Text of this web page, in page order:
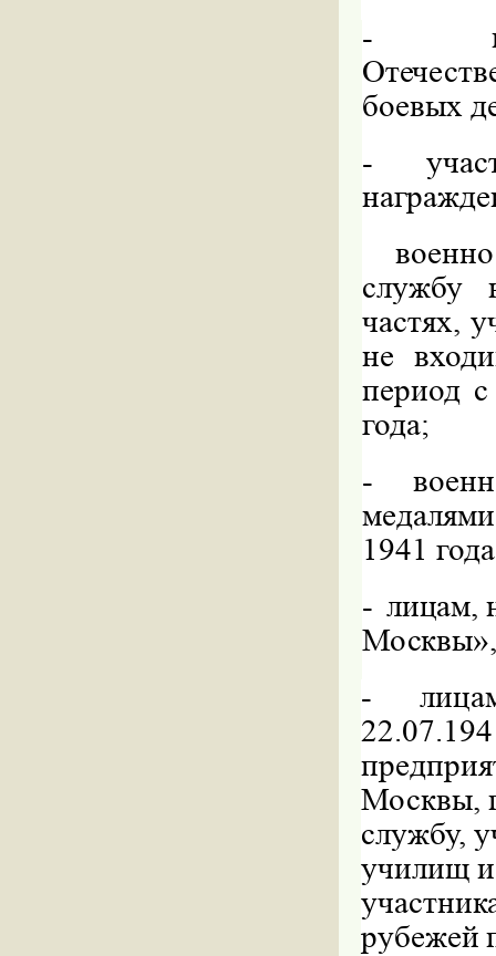
-
боевых
-
службу
частях,
не
период
года;
-
1941
- лицам,
-
Москвы,
службу,
училищ
рубежей